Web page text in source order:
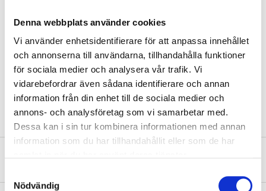
Denna webbplats använder cookies
Vi använder enhetsidentifierare för att anpassa innehållet
och annonserna till användarna, tillhandahålla funktioner
för sociala medier och analysera vår trafik. Vi
vidarebefordrar även sådana identifierare och annan
information från din enhet till de sociala medier och
annons- och analysföretag som vi samarbetar med.
Dessa kan i sin tur kombinera informationen med annan
information som du har tillhandahållit eller som de har
Nödvändig
Countersink angle
120 °
Stainless steel (A2, AISI
302/304)
Type
3,2 x 10
Quantity
10 pcs